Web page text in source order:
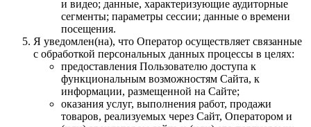
и видео; данные, характеризующие аудиторные
сегменты; параметры сессии; данные о времени
посещения.
Я уведомлен(на), что Оператор осуществляет связанные
с обработкой персональных данных процессы в целях:
предоставления Пользователю доступа к
функциональным возможностям Сайта, к
информации, размещенной на Сайте;
оказания услуг, выполнения работ, продажи
товаров, реализуемых через Сайт, Оператором и